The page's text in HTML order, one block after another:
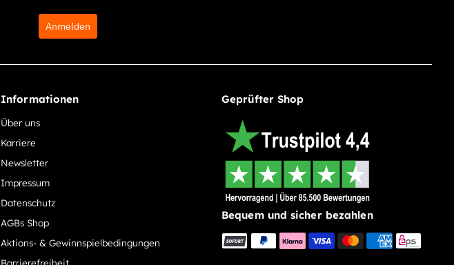
Anmelden
Informationen
Über uns
Karriere
Newsletter
Impressum
Datenschutz
AGBs Shop
Aktions- & Gewinnspielbedingungen
Geprüfter Shop
Bequem und sicher bezahlen